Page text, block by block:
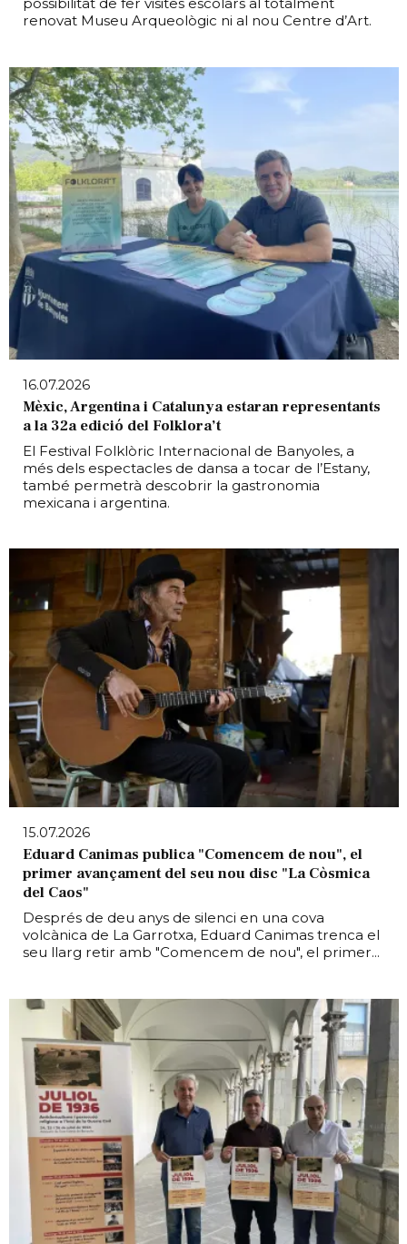
renovat Museu Arqueològic ni al nou Centre d’Art.
16.07.2026
Mèxic, Argentina i Catalunya estaran representants
a la 32a edició del Folklora’t
El Festival Folklòric Internacional de Banyoles, a
més dels espectacles de dansa a tocar de l’Estany,
també permetrà descobrir la gastronomia
mexicana i argentina.
15.07.2026
Eduard Canimas publica "Comencem de nou", el
primer avançament del seu nou disc "La Còsmica
del Caos"
Després de deu anys de silenci en una cova
volcànica de La Garrotxa, Eduard Canimas trenca el
seu llarg retir amb "Comencem de nou", el primer...